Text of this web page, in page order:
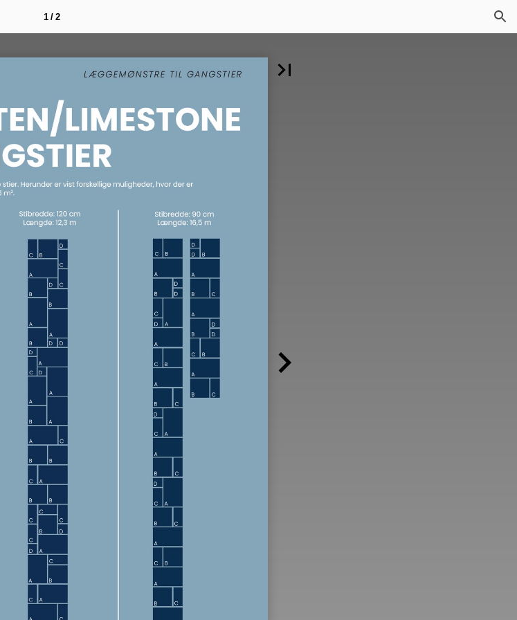
1 / 2